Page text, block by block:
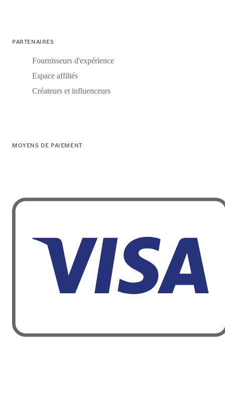
PARTENAIRES
Fournisseurs d'expérience
Espace affiliés
Créateurs et influenceurs
MOYENS DE PAIEMENT